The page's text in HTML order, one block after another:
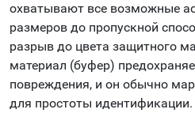
охватывают все возможные
размеров до пропускной
разрыв до цвета защитного
материал (буфер)
повреждения, и он обычно
для простоты